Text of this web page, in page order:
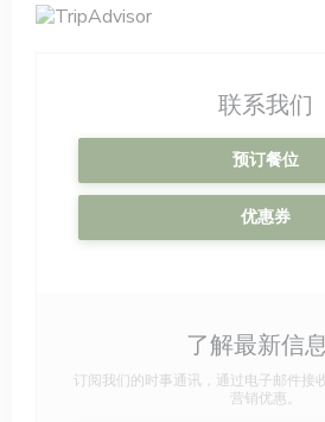
联系我们
预订餐位
优惠券
了解最新信息
订阅我们的时事通讯，通过电子邮件接
营销优惠。